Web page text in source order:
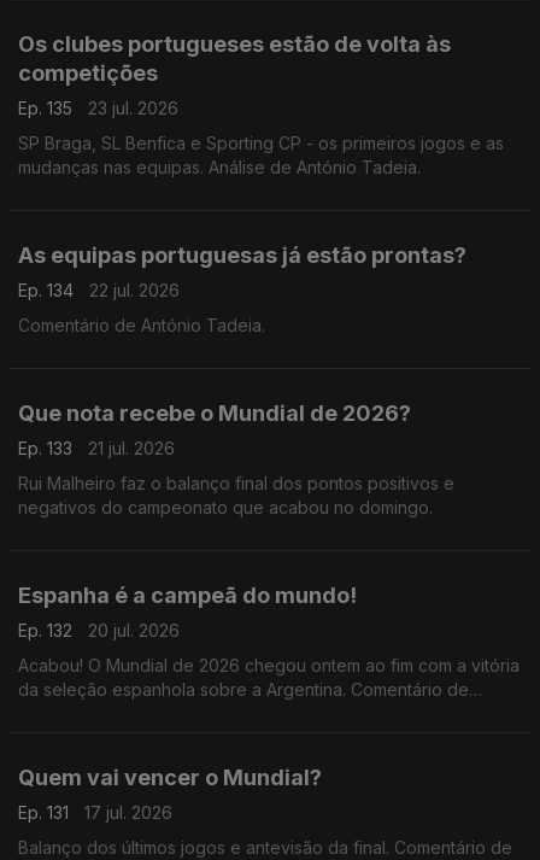
Os clubes portugueses estão de volta às
competições
Ep. 135
23 jul. 2026
SP Braga, SL Benfica e Sporting CP - os primeiros jogos e as
mudanças nas equipas. Análise de António Tadeia.
As equipas portuguesas já estão prontas?
Ep. 134
22 jul. 2026
Comentário de António Tadeia.
Que nota recebe o Mundial de 2026?
Ep. 133
21 jul. 2026
Rui Malheiro faz o balanço final dos pontos positivos e
negativos do campeonato que acabou no domingo.
Espanha é a campeã do mundo!
Ep. 132
20 jul. 2026
Acabou! O Mundial de 2026 chegou ontem ao fim com a vitória
da seleção espanhola sobre a Argentina. Comentário de
Quem vai vencer o Mundial?
Ep. 131
17 jul. 2026
Balanço dos últimos jogos e antevisão da final. Comentário de